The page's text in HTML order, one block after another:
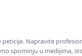
Napravite
spominju u medijima,